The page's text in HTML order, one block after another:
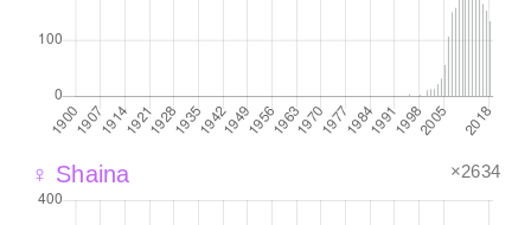
♀ Shaina ×2634